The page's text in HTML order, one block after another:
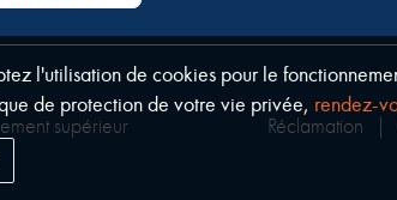
supérieur
Réclamation
l'utilisation de cookies pour le
de protection de votre vie privée, rendez-